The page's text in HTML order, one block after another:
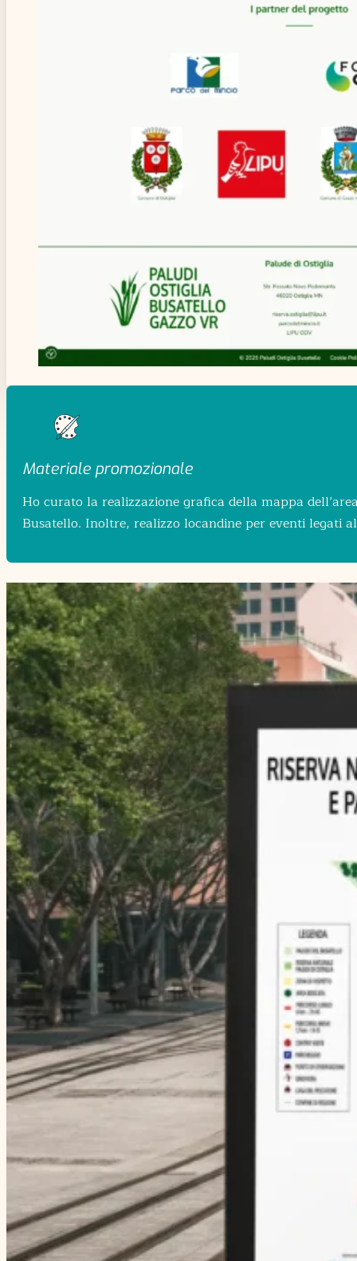
Materiale promozionale
Ho curato la realizzazione grafica della mappa
Busatello. Inoltre, realizzo locandine per eventi legati